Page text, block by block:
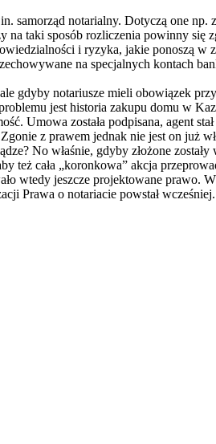
samorząd notarialny. Dotyczą one np.
taki sposób rozliczenia powinny się
i ryzyka, jakie ponoszą w
na specjalnych kontach
gdyby notariusze mieli obowiązek
jest historia zakupu domu w
Umowa została podpisana, agent
z prawem jednak nie jest on już
No właśnie, gdyby złożone
też cała „koronkowa” akcja
wtedy jeszcze projektowane prawo.
Prawa o notariacie powstał wcześniej.